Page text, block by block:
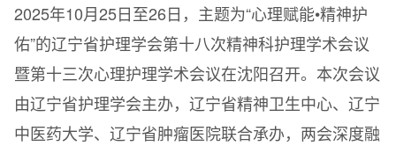
2025年10月25日至26日，主题为“心理赋能•精神护
佑”的辽宁省护理学会第十八次精神科护理学术会议
暨第十三次心理护理学术会议在沈阳召开。本次会议
由辽宁省护理学会主办，辽宁省精神卫生中心、辽宁
中医药大学、辽宁省肿瘤医院联合承办，两会深度融